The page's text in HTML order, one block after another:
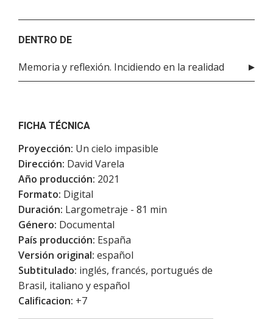
DENTRO DE
Memoria y reflexión. Incidiendo en la realidad
FICHA TÉCNICA
Proyección: Un cielo impasible
Dirección: David Varela
Año producción: 2021
Formato: Digital
Duración: Largometraje - 81 min
Género: Documental
País producción: España
Versión original: español
Subtitulado: inglés, francés, portugués de
Brasil, italiano y español
Calificacion: +7